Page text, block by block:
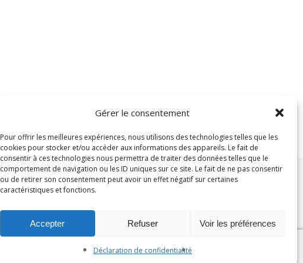
Gérer le consentement
Pour offrir les meilleures expériences, nous utilisons des technologies telles que les
cookies pour stocker et/ou accéder aux informations des appareils. Le fait de
consentir à ces technologies nous permettra de traiter des données telles que le
comportement de navigation ou les ID uniques sur ce site. Le fait de ne pas consentir
ou de retirer son consentement peut avoir un effet négatif sur certaines
caractéristiques et fonctions.
Accepter Refuser Voir les préférences
Déclaration de confidentialité